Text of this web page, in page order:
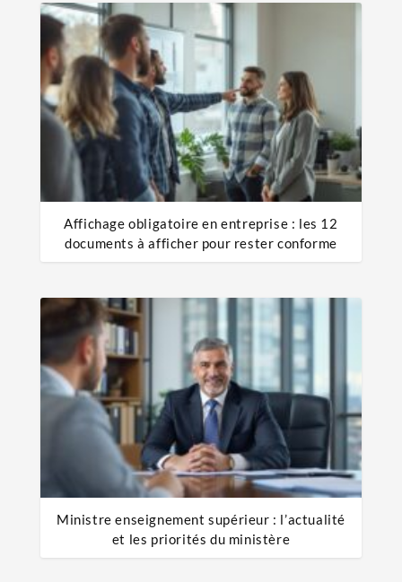
Affichage obligatoire en entreprise : les 12
documents à afficher pour rester conforme
Ministre enseignement supérieur : l’actualité
et les priorités du ministère